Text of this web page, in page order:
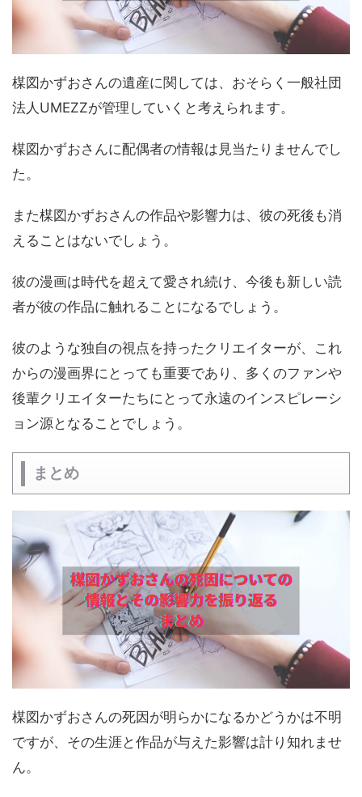
楳図かずおさんの遺産に関しては、おそらく一般社団
法人UMEZZが管理していくと考えられます。
楳図かずおさんに配偶者の情報は見当たりませんでし
た。
また楳図かずおさんの作品や影響力は、彼の死後も消
えることはないでしょう。
彼の漫画は時代を超えて愛され続け、今後も新しい読
者が彼の作品に触れることになるでしょう。
彼のような独自の視点を持ったクリエイターが、これ
からの漫画界にとっても重要であり、多くのファンや
後輩クリエイターたちにとって永遠のインスピレーシ
ョン源となることでしょう。
まとめ
楳図かずおさんの死因が明らかになるかどうかは不明
ですが、その生涯と作品が与えた影響は計り知れませ
ん。